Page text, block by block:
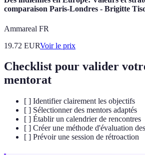
comparaison Paris-Londres - Brigitte
Ammareal FR
19.72 EURVoir le prix
Checklist pour valider
mentorat
[ ] Identifier clairement les objectifs
[ ] Sélectionner des mentors adaptés
[ ] Établir un calendrier de rencontres
[ ] Créer une méthode d'évaluation
[ ] Prévoir une session de rétroaction